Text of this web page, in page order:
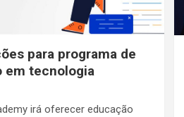
para programa de
em tecnologia
irá oferecer educação